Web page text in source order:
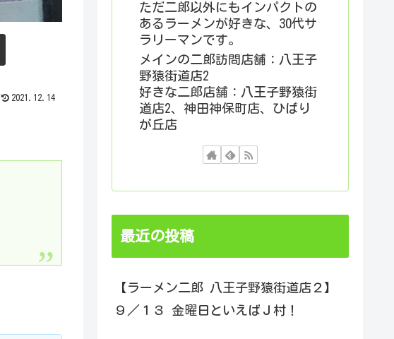
2021.12.14
ただ二郎以外にもインパクトの
あるラーメンが好きな、30代サ
ラリーマンです。
メインの二郎訪問店舗：八王子
野猿街道店2
好きな二郎店舗：八王子野猿街
道店2、神田神保町店、ひばり
が丘店
最近の投稿
【ラーメン二郎 八王子野猿街道店２】
９／１３ 金曜日といえばＪ村！